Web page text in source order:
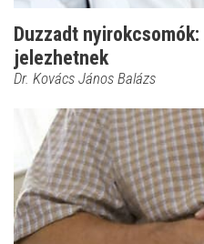
Duzzadt
jelezhetnek
Dr. Kovács János Balázs